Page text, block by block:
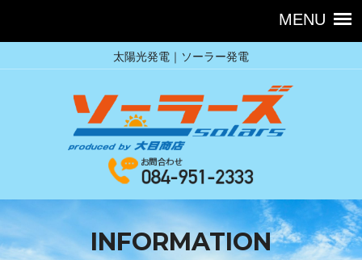
太陽光発電｜ソーラー発電
INFORMATION